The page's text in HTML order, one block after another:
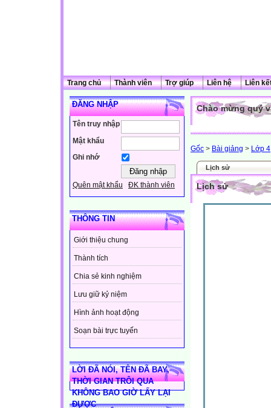
Trang chủ Thành viên Trợ giúp Liên hệ Liên
ĐĂNG NHẬP
Tên truy nhập
Mật khẩu
Ghi nhớ
Quên mật khẩu ĐK thành viên
THÔNG TIN
Giới thiệu chung
Thành tích
Chia sẻ kinh nghiệm
Lưu giữ kỷ niệm
Hình ảnh hoạt động
Soạn bài trực tuyến
LỜI ĐÃ NÓI, TÊN ĐÃ BAY,
THỜI GIAN TRÔI QUA
KHÔNG BAO GIỜ LẤY LẠI
ĐƯỢC
Chào mừng quý
Gốc > Bài giảng > Lớp 4
Lịch sử
Lịch sử